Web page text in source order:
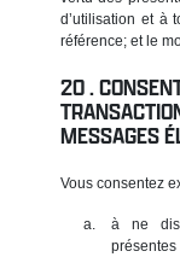
d’utilisation et à
référence; et le
MESSAGES
Vous consentez
à ne